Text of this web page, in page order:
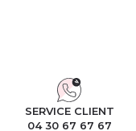
SERVICE CLIENT
04 30 67 67 67